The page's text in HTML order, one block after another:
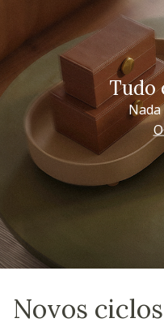
Tudo
Novos